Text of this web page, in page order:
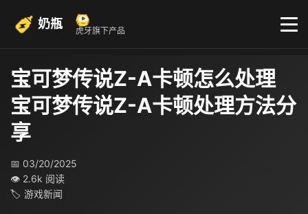
奶瓶 虎牙旗下产品
宝可梦传说Z-A卡顿怎么处理
宝可梦传说Z-A卡顿处理方法分
享
📅 03/20/2025
👁 2.6k 阅读
🏷 游戏新闻